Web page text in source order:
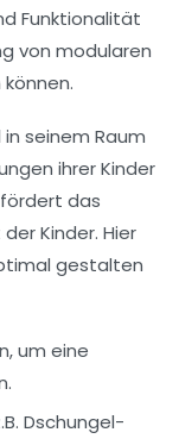
Funktionalität
von modularen
seinem Raum
ihrer Kinder
fördert das
Kinder. Hier
gestalten
, um eine
Dschungel-